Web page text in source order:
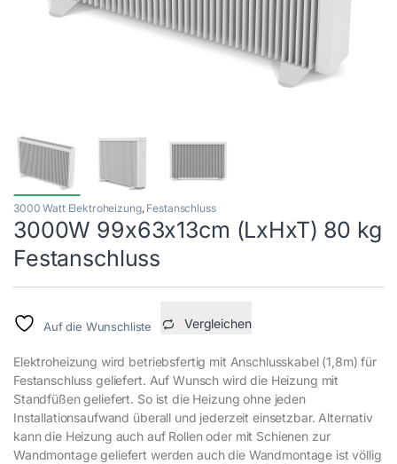
3000 Watt Elektroheizung, Festanschluss
3000W 99x63x13cm (LxHxT) 80 kg
Festanschluss
Auf die Wunschliste Vergleichen
Elektroheizung wird betriebsfertig mit Anschlusskabel (1,8m) für
Festanschluss geliefert. Auf Wunsch wird die Heizung mit
Standfüßen geliefert. So ist die Heizung ohne jeden
Installationsaufwand überall und jederzeit einsetzbar. Alternativ
kann die Heizung auch auf Rollen oder mit Schienen zur
Wandmontage geliefert werden auch die Wandmontage ist völlig